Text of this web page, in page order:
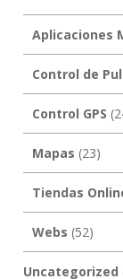
Aplicaciones
Control de
Control GPS
Mapas (23)
Tiendas
Webs (52)
Uncategorized